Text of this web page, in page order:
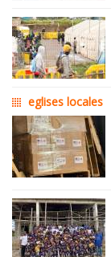
eglises locales